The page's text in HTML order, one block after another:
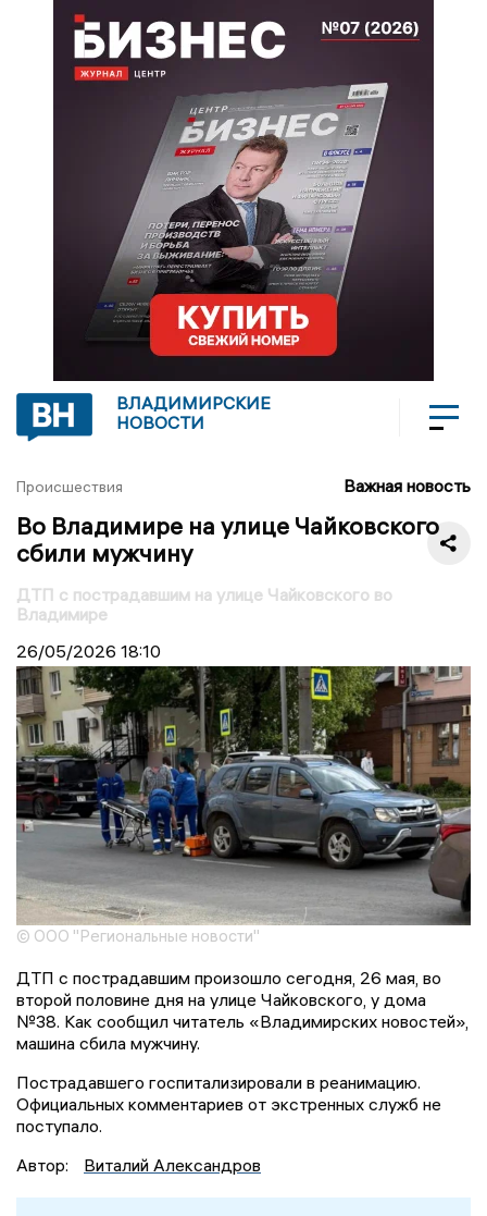
ВЛАДИМИРСКИЕ
НОВОСТИ
Происшествия Важная новость
Во Владимире на улице Чайковского
сбили мужчину
ДТП с пострадавшим на улице Чайковского во
Владимире
26/05/2026 18:10
© ООО "Региональные новости"
ДТП с пострадавшим произошло сегодня, 26 мая, во
второй половине дня на улице Чайковского, у дома
№38. Как сообщил читатель «Владимирских новостей»,
машина сбила мужчину.
Пострадавшего госпитализировали в реанимацию.
Официальных комментариев от экстренных служб не
поступало.
Автор:
Виталий Александров